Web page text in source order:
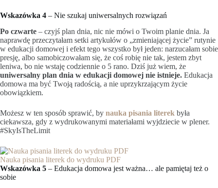
Wskazówka 4 – Nie szukaj uniwersalnych rozwiązań
Po czwarte – czyjś plan dnia, nic nie mówi o Twoim planie dnia. Ja
naprawdę przeczytałam setki artykułów o „zmieniającej życie” rutynie
w edukacji domowej i efekt tego wszystko był jeden: narzucałam sobie
presję, albo samobiczowałam się, że coś robię nie tak, jestem zbyt
leniwa, bo nie wstaję codziennie o 5 rano. Dziś już wiem, że
uniwersalny plan dnia w edukacji domowej nie istnieje. Edukacja
domowa ma być Twoją radością, a nie uprzykrzającym życie
obowiązkiem.
Możesz w ten sposób sprawić, by nauka pisania literek była
ciekawsza, gdy z wydrukowanymi materiałami wyjdziecie w plener.
#SkyIsTheLimit
Nauka pisania literek do wydruku PDF
Wskazówka 5 – Edukacja domowa jest ważna… ale pamiętaj też o
sobie